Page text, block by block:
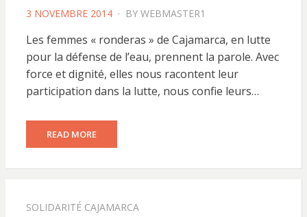
POSTED
3 NOVEMBRE 2014 BY WEBMASTER1
Les femmes « ronderas » de Cajamarca, en lutte
pour la défense de l’eau, prennent la parole. Avec
force et dignité, elles nous racontent leur
participation dans la lutte, nous confie leurs…
READ MORE
SOLIDARITÉ CAJAMARCA